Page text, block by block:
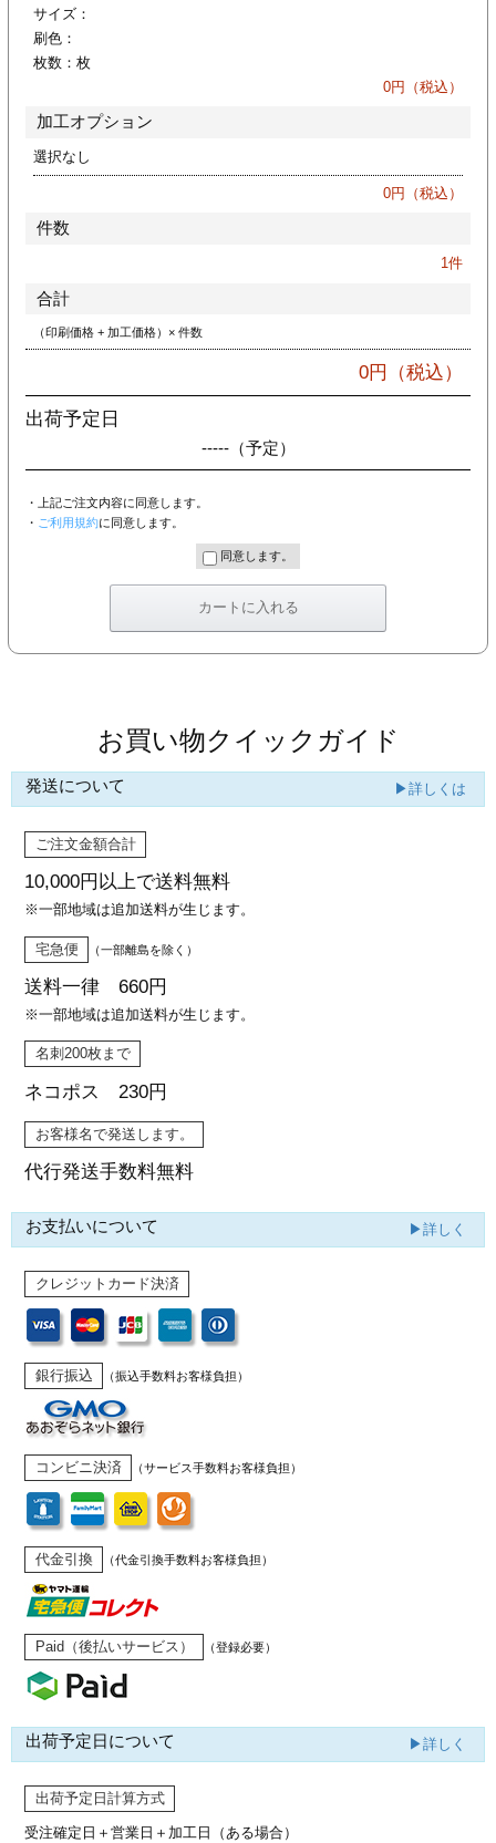
リーブ印刷
印刷
リーブ
サイズ：
刷色：
枚数： 枚
0円（税込）
加工オプション
選択なし
0円（税込）
件数
1件
合計
（印刷価格 + 加工価格）× 件数
0円（税込）
出荷予定日
-----（予定）
・上記ご注文内容に同意します。
・ ご利用規約に同意します。
同意します。
お買い物クイックガイド
発送について ▶詳しくは
ご注文金額合計
10,000円以上で送料無料
※一部地域は追加送料が生じます。
宅急便 （一部離島を除く）
送料一律 660円
※一部地域は追加送料が生じます。
名刺200枚まで
ネコポス 230円
お客様名で発送します。
代行発送手数料無料
お支払いについて ▶詳しく
クレジットカード決済
銀行振込 （振込手数料お客様負担）
コンビニ決済 （サービス手数料お客様負担）
代金引換 （代金引換手数料お客様負担）
Paid（後払いサービス） （登録必要）
出荷予定日について ▶詳しく
出荷予定日計算方式
受注確定日＋営業日＋加工日（ある場合）